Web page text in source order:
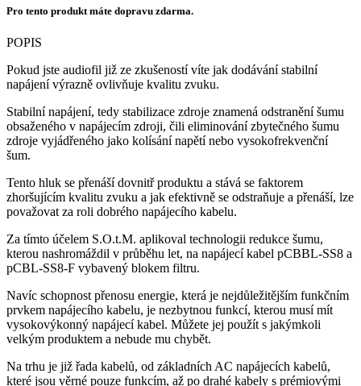
Pro tento produkt máte dopravu zdarma.
POPIS
Pokud jste audiofil již ze zkušeností víte jak dodávání stabilní
napájení výrazně ovlivňuje kvalitu zvuku.
Stabilní napájení, tedy stabilizace zdroje znamená odstranění šumu
obsaženého v napájecím zdroji, čili eliminování zbytečného šumu
zdroje vyjádřeného jako kolísání napětí nebo vysokofrekvenční
šum.
Tento hluk se přenáší dovnitř produktu a stává se faktorem
zhoršujícím kvalitu zvuku a jak efektivně se odstraňuje a přenáší, lze
považovat za roli dobrého napájecího kabelu.
Za tímto účelem S.O.t.M. aplikoval technologii redukce šumu,
kterou nashromáždil v průběhu let, na napájecí kabel pCBBL-SS8 a
pCBL-SS8-F vybavený blokem filtru.
Navíc schopnost přenosu energie, která je nejdůležitějším funkčním
prvkem napájecího kabelu, je nezbytnou funkcí, kterou musí mít
vysokovýkonný napájecí kabel. Můžete jej použít s jakýmkoli
velkým produktem a nebude mu chybět.
Na trhu je již řada kabelů, od základních AC napájecích kabelů,
které jsou věrné pouze funkcím, až po drahé kabely s prémiovými